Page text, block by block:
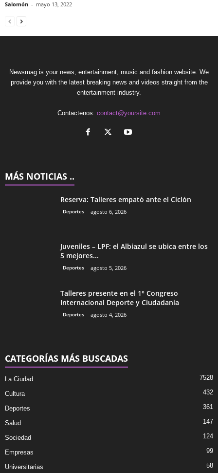
Salomón - mayo 13, 2022
Newsmag is your news, entertainment, music and fashion website. We
provide you with the latest breaking news and videos straight from the
entertainment industry.
Contactenos: contact@yoursite.com
MÁS NOTICIAS ..
Reserva: Talleres empató ante el Ciclón
Deportes agosto 6, 2026
Juveniles – LPF: el Albiazul se ubica entre los
5 mejores...
Deportes agosto 5, 2026
Talleres presente en el 1° Congreso
Internacional Deporte y Ciudadanía
Deportes agosto 4, 2026
CATEGORÍAS MÁS BUSCADAS
La Ciudad 7528
Cultura 432
Deportes 361
Salud 147
Sociedad 124
Empresas 99
Universitarias 58